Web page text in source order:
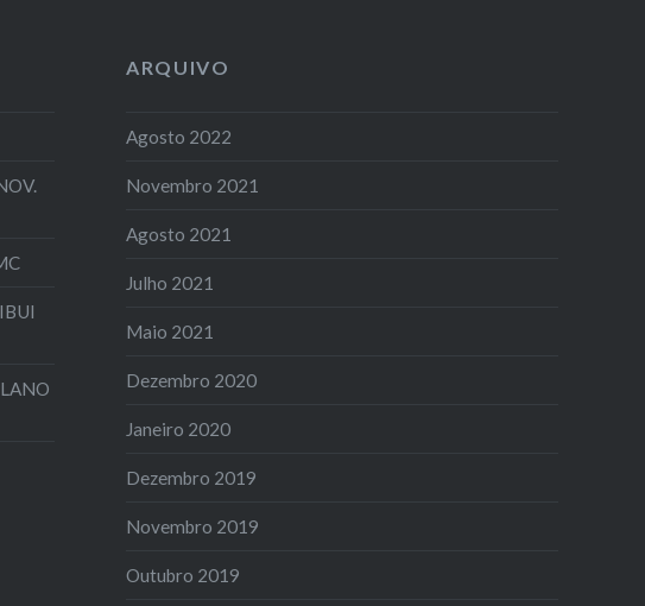
ARQUIVO
Agosto 2022
Novembro 2021
Agosto 2021
Julho 2021
Maio 2021
Dezembro 2020
Janeiro 2020
Dezembro 2019
Novembro 2019
Outubro 2019